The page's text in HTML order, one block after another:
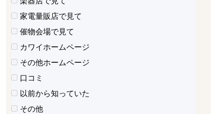
家電量販店で見て
催物会場で見て
カワイホームページ
その他ホームページ
口コミ
以前から知っていた
その他